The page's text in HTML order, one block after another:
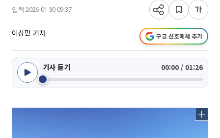
입력 2026-01-30 09:37
이상민 기자 구글 선호매체 추가
기사 듣기 00:00 / 01:26